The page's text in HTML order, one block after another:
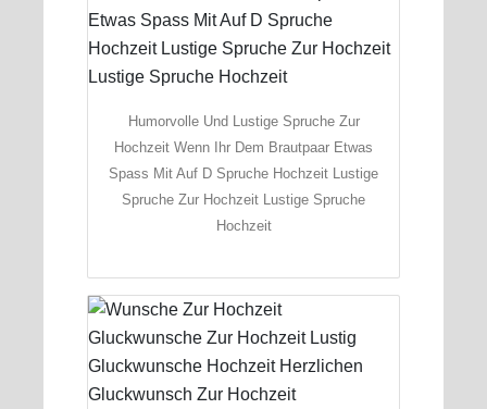
Humorvolle Und Lustige Spruche Zur
Hochzeit Wenn Ihr Dem Brautpaar Etwas
Spass Mit Auf D Spruche Hochzeit Lustige
Spruche Zur Hochzeit Lustige Spruche
Hochzeit